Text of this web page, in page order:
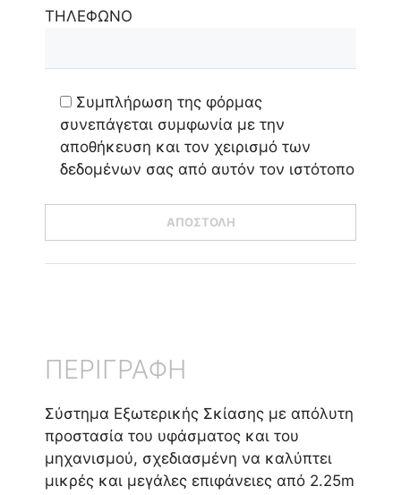
ΤΗΛΕΦΩΝΟ
Συμπλήρωση της φόρμας
συνεπάγεται συμφωνία με την
αποθήκευση και τον χειρισμό των
δεδομένων σας από αυτόν τον ιστότοπο
ΠΕΡΙΓΡΑΦΗ
Σύστημα Εξωτερικής Σκίασης με απόλυτη
προστασία του υφάσματος και του
μηχανισμού, σχεδιασμένη να καλύπτει
μικρές και μεγάλες επιφάνειες από 2.25m